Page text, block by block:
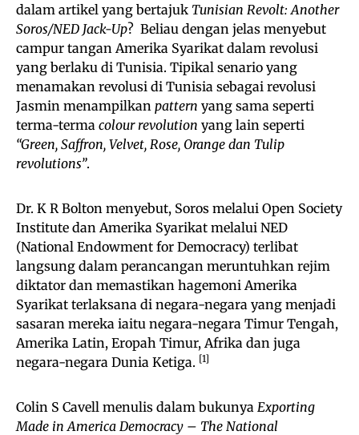
dalam artikel yang bertajuk Tunisian Revolt: Another
Soros/NED Jack-Up? Beliau dengan jelas menyebut
campur tangan Amerika Syarikat dalam revolusi
yang berlaku di Tunisia. Tipikal senario yang
menamakan revolusi di Tunisia sebagai revolusi
Jasmin menampilkan pattern yang sama seperti
terma-terma colour revolution yang lain seperti
“Green, Saffron, Velvet, Rose, Orange dan Tulip
revolutions”.
Dr. K R Bolton menyebut, Soros melalui Open Society
Institute dan Amerika Syarikat melalui NED
(National Endowment for Democracy) terlibat
langsung dalam perancangan meruntuhkan rejim
diktator dan memastikan hagemoni Amerika
Syarikat terlaksana di negara-negara yang menjadi
sasaran mereka iaitu negara-negara Timur Tengah,
Amerika Latin, Eropah Timur, Afrika dan juga
negara-negara Dunia Ketiga. [1]
Colin S Cavell menulis dalam bukunya Exporting
Made in America Democracy – The National